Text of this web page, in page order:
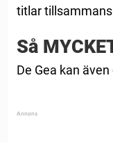
titlar
Så
De Gea kan